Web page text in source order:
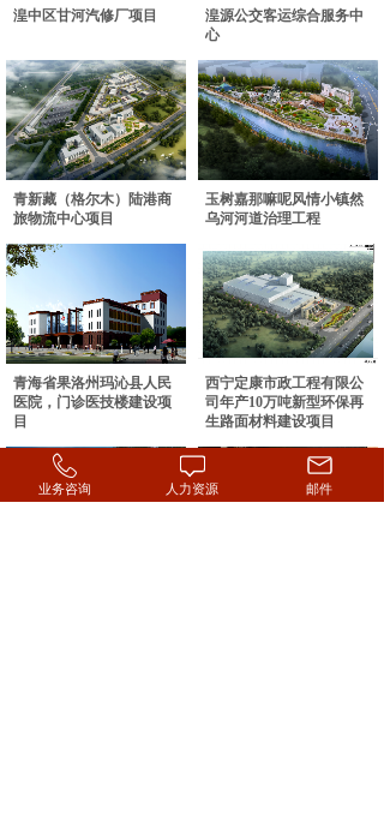
湟中区甘河汽修厂项目
湟源公交客运综合服务中
心
青新藏（格尔木）陆港商
旅物流中心项目
玉树嘉那嘛呢风情小镇然
乌河河道治理工程
青海省果洛州玛沁县人民
医院，门诊医技楼建设项
目
西宁定康市政工程有限公
司年产10万吨新型环保再
生路面材料建设项目
业务咨询 人力资源 邮件